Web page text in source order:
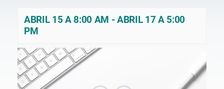
ABRIL 15 A 8:00 AM -ABRIL 17 A 5:00
PM